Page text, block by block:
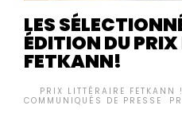
LES
ÉDITION DU
FETKANN!
PRIX LITTÉRAIRE FETKANN !
COMMUNIQUÉS DE PRESSE